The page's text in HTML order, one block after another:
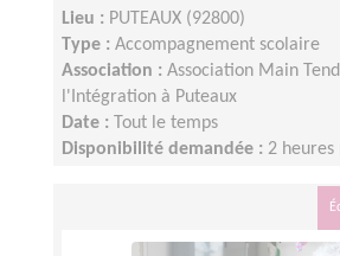
Lieu : PUTEAUX (92800)
Type : Accompagnement scolaire
Association : Association Main
l'Intégration à Puteaux
Date :
Tout le temps
Disponibilité demandée : 2 heures